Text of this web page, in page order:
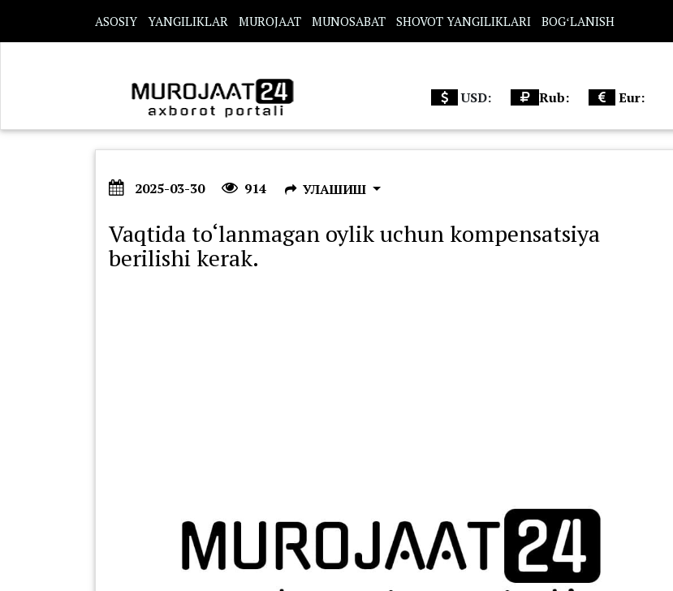
ASOSIY YANGILIKLAR MUROJAAT MUNOSABAT SHOVOT YANGILIKLARI BOGʻLANISH
USD: Rub: Eur:
2025-03-30 914 УЛАШИШ
Vaqtida to‘lanmagan oylik uchun kompensatsiya
berilishi kerak.